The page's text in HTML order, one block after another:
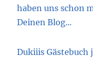
haben uns schon
Deinen Blog...
Dukiiis Gästebuch